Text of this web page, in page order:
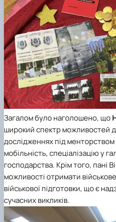
Загалом було наголошено, що
широкий спектр можливостей
дослідженнях під менторством
мобільність, спеціалізацію у
господарства. Крім того, пані
можливості отримати
військової підготовки, що є
сучасних викликів.